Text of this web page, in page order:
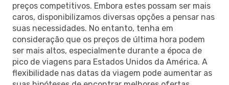
preços competitivos. Embora estes possam ser mais
caros, disponibilizamos diversas opções a pensar nas
suas necessidades. No entanto, tenha em
consideração que os preços de última hora podem
ser mais altos, especialmente durante a época de
pico de viagens para Estados Unidos da América. A
flexibilidade nas datas da viagem pode aumentar as